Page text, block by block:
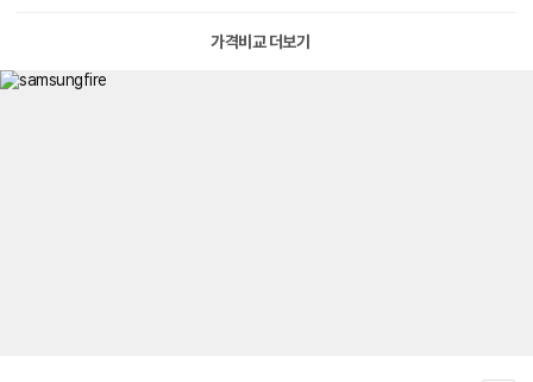
가격비교 더보기